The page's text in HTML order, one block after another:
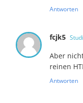
Antworten
fcjk5 Studi
Aber
reinen
Antworten